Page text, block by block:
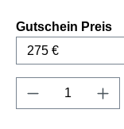
Gutschein Preis
Produkt